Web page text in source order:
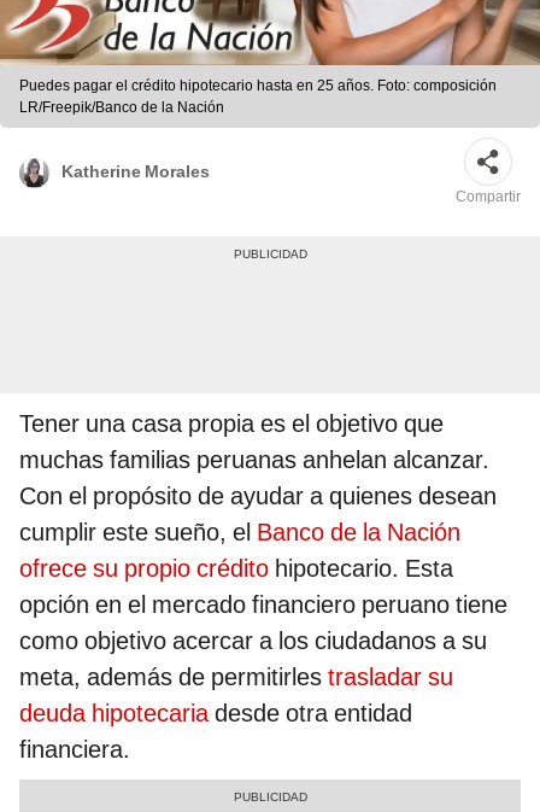
Puedes pagar el crédito hipotecario hasta en 25 años. Foto: composición
LR/Freepik/Banco de la Nación
Katherine Morales
Compartir
Tener una casa propia es el objetivo que
muchas familias peruanas anhelan alcanzar.
Con el propósito de ayudar a quienes desean
cumplir este sueño, el Banco de la Nación
ofrece su propio crédito hipotecario. Esta
opción en el mercado financiero peruano tiene
como objetivo acercar a los ciudadanos a su
meta, además de permitirles trasladar su
deuda hipotecariadesde otra entidad
financiera.